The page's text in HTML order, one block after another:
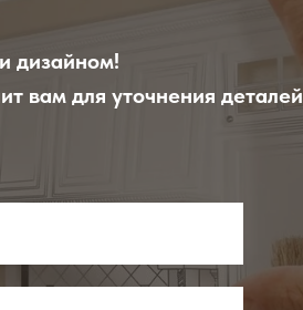
дизайном!
вам для уточнения деталей